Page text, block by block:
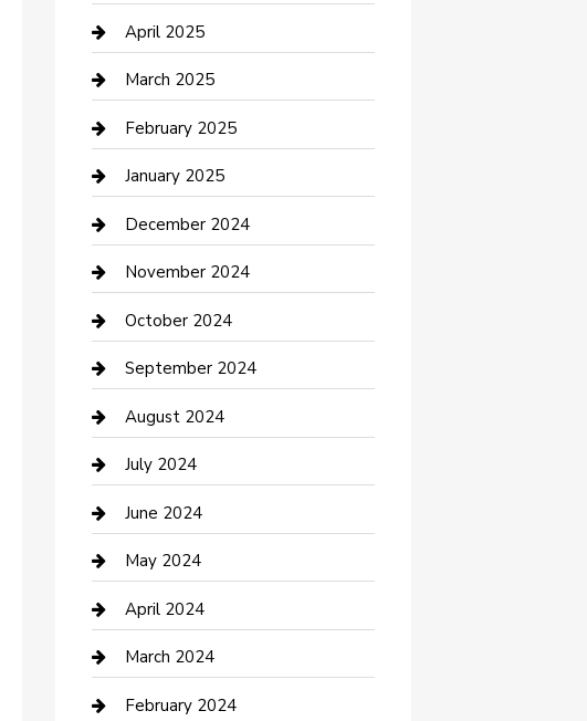
Caterer
Chemical Exporter
Chimney Services
Cleaning Service
Closet Services
Clothing and Designers
clothing store
Communication and Technology
Community
Computer and Internet
Construction and Maintenance
Construction and Remodeling
Consultant
Contractor
Counseling
April 2025
March 2025
February 2025
January 2025
December 2024
November 2024
October 2024
September 2024
August 2024
July 2024
June 2024
May 2024
April 2024
March 2024
February 2024